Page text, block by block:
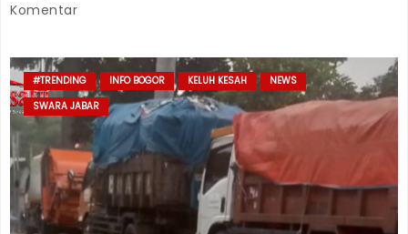
Komentar
#TRENDING INFO BOGOR KELUH KESAH
NEWS
SWARA JABAR